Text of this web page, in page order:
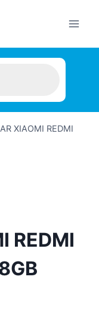
XIAOMI REDMI
REDMI